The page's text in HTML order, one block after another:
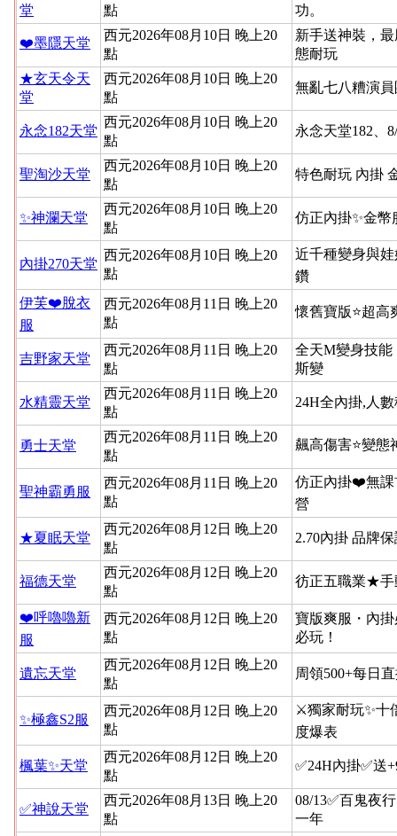
堂
點
功。
❤️墨隱天堂
西元2026年08月10日 晚上20
點
新手送神裝，
態耐玩
★玄天令天
堂
西元2026年08月10日 晚上20
點
無亂七八糟演
永念182天堂
西元2026年08月10日 晚上20
點
永念天堂182、
聖淘沙天堂
西元2026年08月10日 晚上20
點
特色耐玩 內掛
✨神瀾天堂
西元2026年08月10日 晚上20
點
仿正內掛✨金幣
內掛270天堂
西元2026年08月10日 晚上20
點
近千種變身與
鑽
伊芙❤️脫衣
服
西元2026年08月11日 晚上20
點
懷舊寶版⭐超高
吉野家天堂
西元2026年08月11日 晚上20
點
全天M變身技能
斯變
水精靈天堂
西元2026年08月11日 晚上20
點
24H全內掛,人
勇士天堂
西元2026年08月11日 晚上20
點
飆高傷害⭐變態
聖神霸勇服
西元2026年08月11日 晚上20
點
仿正內掛❤️無
營
★夏眠天堂
西元2026年08月12日 晚上20
點
2.70內掛 品牌
福德天堂
西元2026年08月12日 晚上20
點
彷正五職業★手
❤️呼嚕嚕新
服
西元2026年08月12日 晚上20
點
寶版爽服・內
必玩！
遺忘天堂
西元2026年08月12日 晚上20
點
周領500+每日
✨極鑫S2服
西元2026年08月12日 晚上20
點
⚔️獨家耐玩✨
度爆表
楓葉✨天堂
西元2026年08月12日 晚上20
點
✅24H內掛✅送
✅神說天堂
西元2026年08月13日 晚上20
點
08/13✅百鬼夜
一年